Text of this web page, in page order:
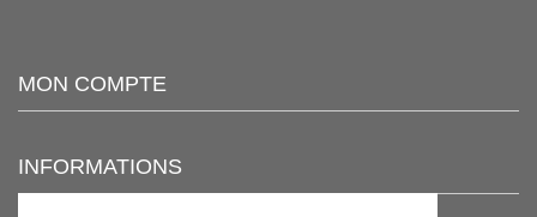
MON COMPTE
INFORMATIONS